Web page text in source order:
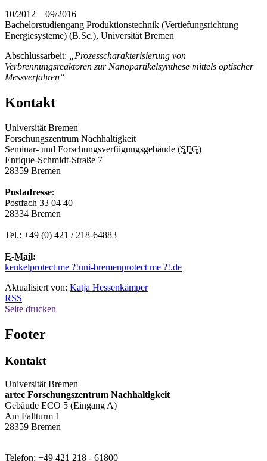
10/2012 – 09/2016
Bachelorstudiengang Produktionstechnik (Vertiefungsrichtung
Energiesysteme) (B.Sc.), Universität Bremen
Abschlussarbeit:
„Prozesscharakterisierung von
Verbrennungsreaktoren zur Nanopartikelsynthese mittels optischer
Messverfahren“
Kontakt
Universität Bremen
Forschungszentrum Nachhaltigkeit
Seminar- und Forschungsverfügungsgebäude (SFG)
Enrique-Schmidt-Straße 7
28359 Bremen
Postadresse:
Postfach 33 04 40
28334 Bremen
Tel.: +49 (0) 421 / 218-64883
E-Mail:
kenkelprotect me ?!uni-bremenprotect me ?!.de
Aktualisiert von: Katja Hessenkämper
RSS
Seite drucken
Footer
Kontakt
Universität Bremen
artec Forschungszentrum Nachhaltigkeit
Gebäude ECO 5 (Eingang A)
Am Fallturm 1
28359 Bremen
Telefon: +49 421 218 - 61800